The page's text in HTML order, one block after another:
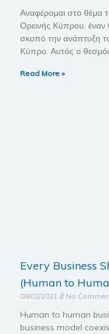
Αναφέρομαι στο θέμα
Ορεινής Κύπρου,
σκοπό την ανάπτυξη
Κύπρο. Αυτός ο
Read More »
Every Business
(Human to
08/02/2021 No
Human to human
business model